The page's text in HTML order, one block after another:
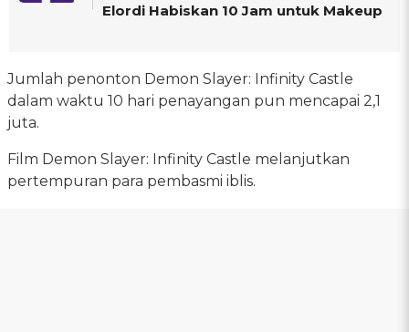
Elordi Habiskan 10 Jam untuk Makeup
Jumlah penonton Demon Slayer: Infinity Castle
dalam waktu 10 hari penayangan pun mencapai 2,1
juta.
Film Demon Slayer: Infinity Castle melanjutkan
pertempuran para pembasmi iblis.